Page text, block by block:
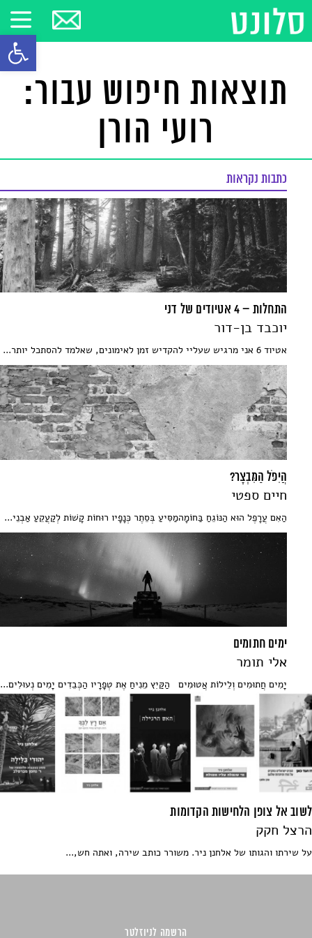
פתח
תוצאות חיפוש עבור:
רועי הורן
כתבות נקראות
התחלות – 4 אטיודים של דני
יוכבד בן-דור
אטיוד 6 אני מרגיש שעליי להקדיש זמן לאימונים, שאלמד להסתכל יותר...
הֲיִפֹּל הַמִּבְצָר?
חיים ספטי
הַאִם עֲרָפֶל הוּא הַנּוֹגֵחַ בַּחוֹמָהמַסִּיעַ בְּסֵתֶר כְּנָפָיו רוּחוֹת קָשׁוֹת לְקַעֲקֵעַ אַבְנֵי...
ימים חתומים
אלי תומר
יָמִים חֲתוּמִים וְלֵילוֹת אֲטוּמִים הַקַּיִץ מֵנִיחַ אֶת טְפָרָיו הַכְּבֵדִים יָמִים נְעוּלִים...
לשוב אל צופן הלחישות הקדומות
הרצל חקק
על שירתו והגותו של אלחנן ניר. משורר כותב שירה, ואתה חש,...
הרשמה לניוזלטר